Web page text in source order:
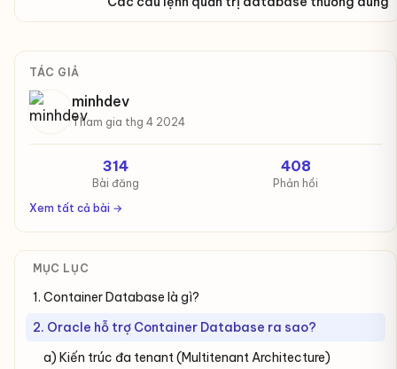
TÁC GIẢ
minhdev
Tham gia thg 4 2024
314
Bài đăng
408
Phản hồi
Xem tất cả bài →
MỤC LỤC
1. Container Database là gì?
2. Oracle hỗ trợ Container Database ra sao?
a) Kiến trúc đa tenant (Multitenant Architecture)